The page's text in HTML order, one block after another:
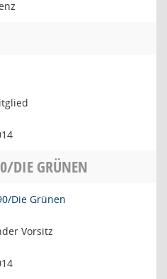
DIE GRÜNEN
Die Grünen
Vorsitz